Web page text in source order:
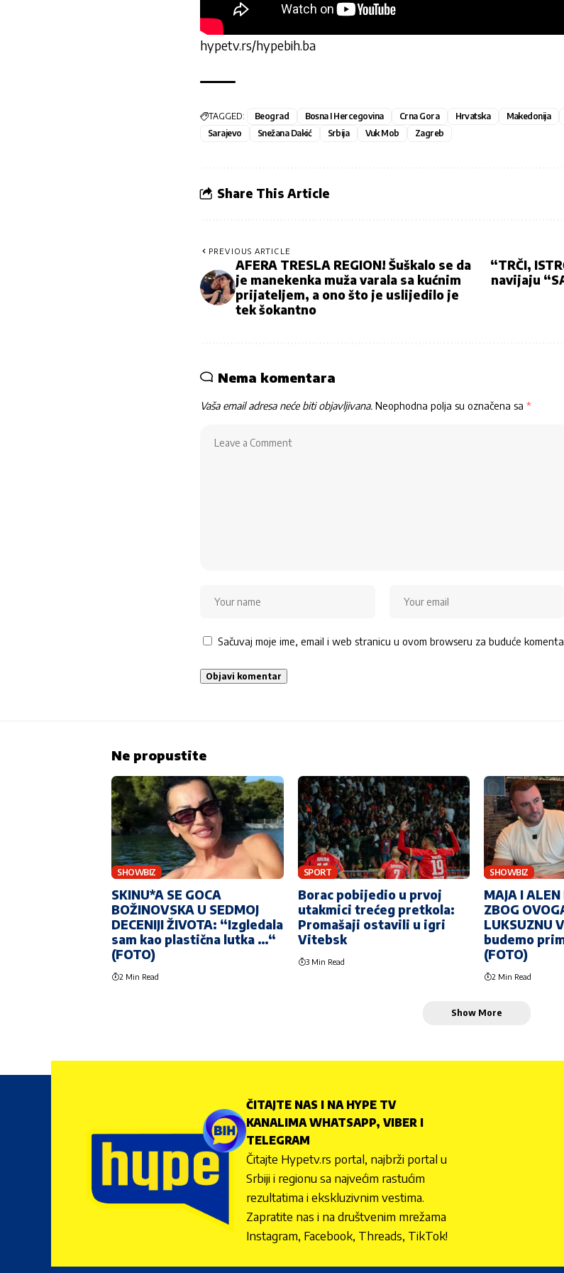
hypetv.rs/hypebih.ba
TAGGED: Beograd Bosna I Hercegovina Crna Gora Hrvatska Makedonija
Sarajevo
Snežana Dakić Srbija Vuk Mob Zagreb
Share This Article
PREVIOUS ARTICLE
AFERA TRESLA REGION! Šuškalo se da
je manekenka muža varala sa kućnim
prijateljem, a ono što je uslijedilo je
tek šokantno
“TRČI,
navijaju
Nema komentara
Vaša email adresa neće biti objavljivana. Neophodna polja su označena sa *
Sačuvaj moje ime, email i web stranicu u ovom browseru za buduće
Ne propustite
SHOWBIZ
SKINU*A SE GOCA
BOŽINOVSKA U SEDMOJ
DECENIJI ŽIVOTA: “Izgledala
sam kao plastična lutka …“
(FOTO)
2 Min Read
SPORT
Borac pobijedio u prvoj
utakmici trećeg pretkola:
Promašaji ostavili u igri
Vitebsk
3 Min Read
SHOWBIZ
MAJA I
ZBOG
LUKSUZNU
budemo
(FOTO)
2 Min Read
Show More
ČITAJTE NAS I NA HYPE TV
KANALIMA WHATSAPP, VIBER I
TELEGRAM
Čitajte Hypetv.rs portal, najbrži portal u
Srbiji i regionu sa najvećim rastućim
rezultatima i ekskluzivnim vestima.
Zapratite nas i na društvenim mrežama
Instagram, Facebook, Threads, TikTok!